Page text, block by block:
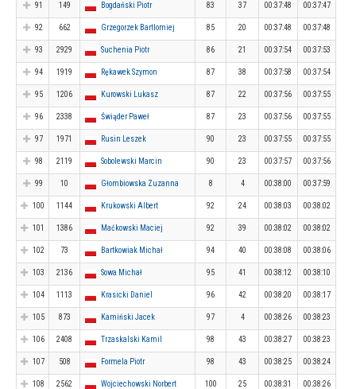
91 149 Bogdański Piotr 83 37 00:37:48 00:37:47
92 662 Grzegorzek Bartlomiej 85 20 00:37:48 00:37:48
93 2929 Suchenia Piotr 86 21 00:37:54 00:37:53
94 1919 Rękawek Szymon 87 38 00:37:58 00:37:54
95 1206 Kurowski Lukasz 87 22 00:37:56 00:37:55
96 2338 Świąder Paweł 87 23 00:37:56 00:37:55
97 1971 Rusin Leszek 90 23 00:37:55 00:37:55
98 2119 Sobolewski Marcin 90 23 00:37:57 00:37:56
99 10 Głombiowska Zuzanna 8 4 00:38:00 00:37:59
100 1144 Krukowski Albert 92 24 00:38:03 00:38:02
101 1386 Maćkowski Maciej 92 39 00:38:02 00:38:02
102 73 Bartkowiak Michał 94 40 00:38:08 00:38:06
103 2136 Sowa Michał 95 41 00:38:12 00:38:10
104 1113 Krasicki Daniel 96 42 00:38:20 00:38:17
105 873 Kamiński Jacek 97 4 00:38:26 00:38:23
106 2408 Trzaskalski Kamil 98 43 00:38:27 00:38:23
107 508 Formela Piotr 98 43 00:38:25 00:38:24
108 2562 Wojciechowski Norbert 100 25 00:38:31 00:38:26